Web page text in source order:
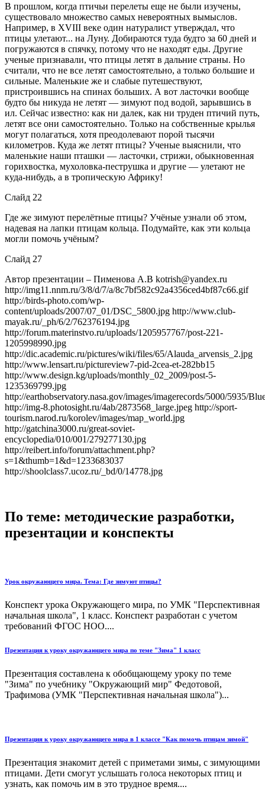
В прошлом, когда птичьи перелеты еще не были изучены,
существовало множество самых невероятных вымыслов.
Например, в XVIII веке один натуралист утверждал, что
птицы улетают... на Луну. Добираются туда будто за 60 дней и
погружаются в спячку, потому что не находят еды. Другие
ученые признавали, что птицы летят в дальние страны. Но
считали, что не все летят самостоятельно, а только большие и
сильные. Маленькие же и слабые путешествуют,
пристроившись на спинах больших. А вот ласточки вообще
будто бы никуда не летят — зимуют под водой, зарывшись в
ил. Сейчас известно: как ни далек, как ни труден птичий путь,
летят все они самостоятельно. Только на собственные крылья
могут полагаться, хотя преодолевают порой тысячи
километров. Куда же летят птицы? Ученые выяснили, что
маленькие наши пташки — ласточки, стрижи, обыкновенная
горихвостка, мухоловка-пеструшка и другие — улетают не
куда-нибудь, а в тропическую Африку!
Слайд 22
Где же зимуют перелётные птицы? Учёные узнали об этом,
надевая на лапки птицам кольца. Подумайте, как эти кольца
могли помочь учёным?
Слайд 27
Автор презентации – Пименова А.В kotrish@yandex.ru
http://img11.nnm.ru/3/8/d/7/a/8c7bf582c92a4356ced4bf87c66.gif
http://birds-photo.com/wp-
content/uploads/2007/07_01/DSC_5800.jpg http://www.club-
mayak.ru/_ph/6/2/762376194.jpg
http://forum.materinstvo.ru/uploads/1205957767/post-221-
1205998990.jpg
http://dic.academic.ru/pictures/wiki/files/65/Alauda_arvensis_2.jpg
http://www.lensart.ru/pictureview7-pid-2cea-et-282bb15
http://www.design.kg/uploads/monthly_02_2009/post-5-
1235369799.jpg
http://earthobservatory.nasa.gov/images/imagerecords/5000/5935/
http://img-8.photosight.ru/4ab/2873568_large.jpeg http://sport-
tourism.narod.ru/korolev/images/map_world.jpg
http://gatchina3000.ru/great-soviet-
encyclopedia/010/001/279277130.jpg
http://reibert.info/forum/attachment.php?
s=1&thumb=1&d=1233683037
http://shoolclass7.ucoz.ru/_bd/0/14778.jpg
По теме: методические разработки,
презентации и конспекты
Урок окружающего мира. Тема: Где зимуют птицы?
Конспект урока Окружающего мира, по УМК "Перспективная
начальная школа", 1 класс. Конспект разработан с учетом
требований ФГОС НОО....
Презентация к уроку окружающего мира по теме "Зима" 1 класс
Презентация составлена к обобщающему уроку по теме
"Зима" по учебнику "Окружающий мир" Федотовой,
Трафимова (УМК "Перспективная начальная школа")...
Презентация к уроку окружающего мира в 1 классе "Как помочь птицам зимой"
Презентация знакомит детей с приметами зимы, с зимующими
птицами. Дети смогут услышать голоса некоторых птиц и
узнать, как помочь им в это трудное время....